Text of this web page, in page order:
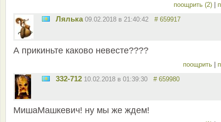
поощрить (2) |
Лялька 09.02.2018 в 21:40:42 # 659917
А прикиньте каково невесте????
поощрить |
332-712 10.02.2018 в 01:39:30 # 659980
МишаМашкевич! ну мы же ждем!